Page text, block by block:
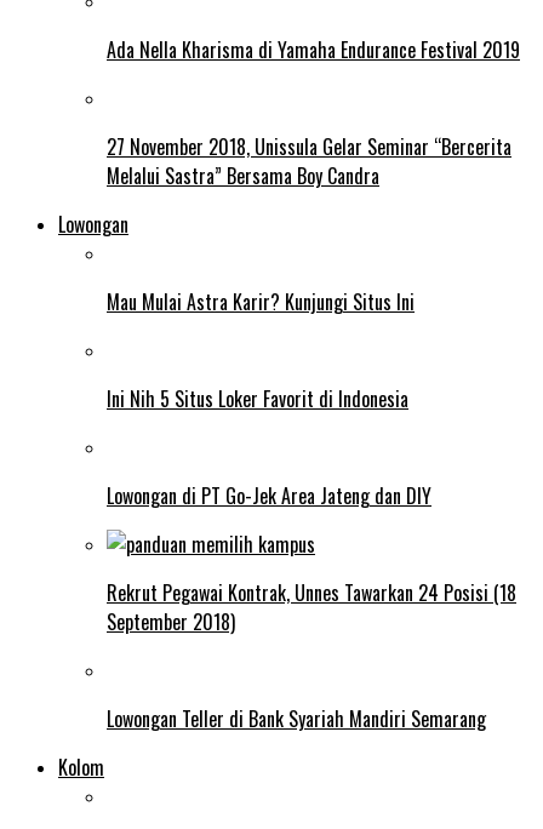
Ada Nella Kharisma di Yamaha Endurance Festival 2019
27 November 2018, Unissula Gelar Seminar “Bercerita
Melalui Sastra” Bersama Boy Candra
Lowongan
Mau Mulai Astra Karir? Kunjungi Situs Ini
Ini Nih 5 Situs Loker Favorit di Indonesia
Lowongan di PT Go-Jek Area Jateng dan DIY
Rekrut Pegawai Kontrak, Unnes Tawarkan 24 Posisi (18
September 2018)
Lowongan Teller di Bank Syariah Mandiri Semarang
Kolom